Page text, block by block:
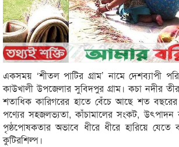
একসময় ‘শীতল পাটির গ্রাম’ নামে দেশব্যাপী
কাউখালী উপজেলার সুবিদপুর গ্রাম। কচা নদীর
শতাধিক কারিগরের হাতে বেঁচে আছে শত বছরের
পণ্যের সহজলভ্যতা, কাঁচামালের সংকট, উৎপাদন
পৃষ্ঠপোষকতার অভাবে ধীরে ধীরে হারিয়ে যেতে
কুটিরশিল্প।